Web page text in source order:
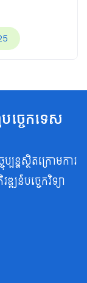
ច្ចេកទេស
បន្នស្ថិតក្រោមការ
ន៍បច្ចេកវិទ្យា